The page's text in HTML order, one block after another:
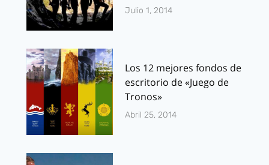
Julio 1, 2014
Los 12 mejores fondos de
escritorio de «Juego de
Tronos»
Abril 25, 2014